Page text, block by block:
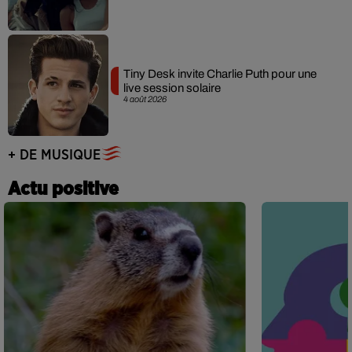
4 août 2026
Tiny Desk invite Charlie Puth pour une
live session solaire
+ DE MUSIQUE
Actu positive